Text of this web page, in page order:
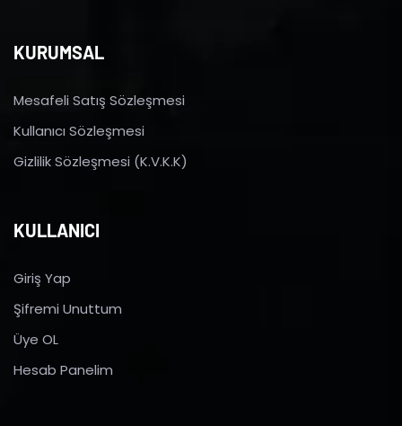
KURUMSAL
Mesafeli Satış Sözleşmesi
Kullanıcı Sözleşmesi
Gizlilik Sözleşmesi (K.V.K.K)
KULLANICI
Giriş Yap
Şifremi Unuttum
Üye OL
Hesab Panelim